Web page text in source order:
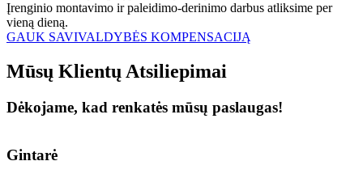
Įrenginio montavimo ir paleidimo-derinimo darbus atliksime per
vieną dieną.
GAUK SAVIVALDYBĖS KOMPENSACIJĄ
Mūsų Klientų Atsiliepimai
Dėkojame, kad renkatės mūsų paslaugas!
Gintarė